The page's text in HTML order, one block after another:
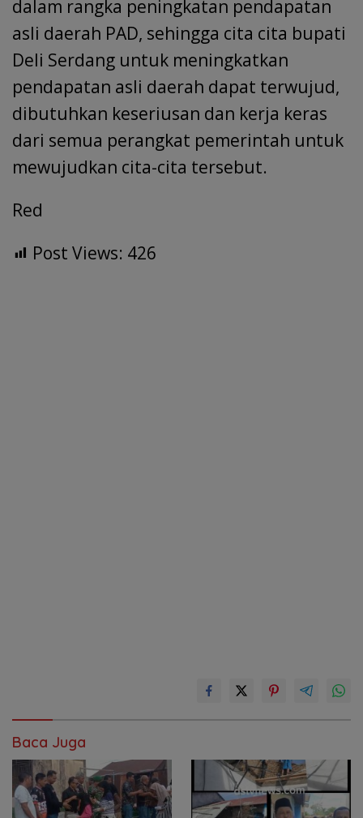
dalam rangka peningkatan pendapatan
asli daerah PAD, sehingga cita cita bupati
Deli Serdang untuk meningkatkan
pendapatan asli daerah dapat terwujud,
dibutuhkan keseriusan dan kerja keras
dari semua perangkat pemerintah untuk
mewujudkan cita-cita tersebut.
Red
Post Views: 426
Baca Juga